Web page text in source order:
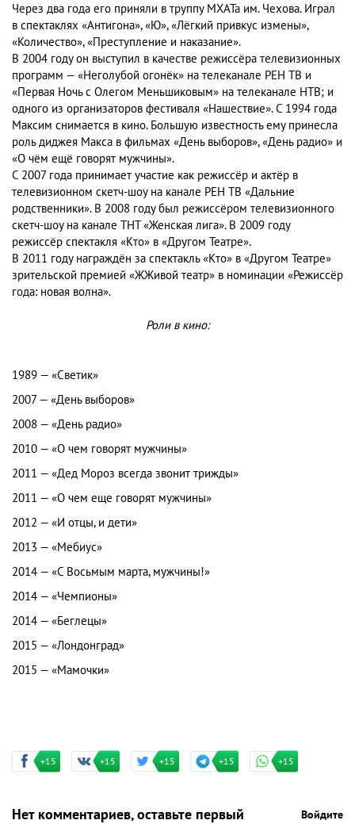
Через два года его приняли в труппу МХАТа им. Чехова. Играл
в спектаклях «Антигона», «Ю», «Лёгкий привкус измены»,
«Количество», «Преступление и наказание».
В 2004 году он выступил в качестве режиссёра телевизионных
программ — «Неголубой огонёк» на телеканале РЕН ТВ и
«Первая Ночь с Олегом Меньшиковым» на телеканале НТВ; и
одного из организаторов фестиваля «Нашествие». С 1994 года
Максим снимается в кино. Большую известность ему принесла
роль диджея Макса в фильмах «День выборов», «День радио» и
«О чём ещё говорят мужчины».
С 2007 года принимает участие как режиссёр и актёр в
телевизионном скетч-шоу на канале РЕН ТВ «Дальние
родственники». В 2008 году был режиссёром телевизионного
скетч-шоу на канале ТНТ «Женская лига». B 2009 году
режиссёр спектакля «Кто» в «Другом Театре».
В 2011 году награждён за спектакль «Кто» в «Другом Театре»
зрительской премией «ЖЖивой театр» в номинации «Режиссёр
года: новая волна».
Роли в кино:
1989 — «Светик»
2007 — «День выборов»
2008 — «День радио»
2010 — «О чем говорят мужчины»
2011 — «Дед Мороз всегда звонит трижды»
2011 — «О чем еще говорят мужчины»
2012 — «И отцы, и дети»
2013 — «Мебиус»
2014 — «С Восьмым марта, мужчины!»
2014 — «Чемпионы»
2014 — «Беглецы»
2015 — «Лондонград»
2015 — «Мамочки»
+15 +15 +15 +15 +15
Нет комментариев, оставьте первый Войдите